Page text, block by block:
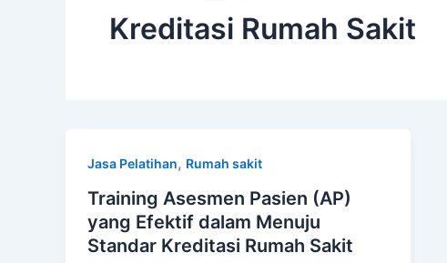
Kreditasi Rumah Sakit
Jasa Pelatihan, Rumah sakit
Training Asesmen Pasien (AP)
yang Efektif dalam Menuju
Standar Kreditasi Rumah Sakit